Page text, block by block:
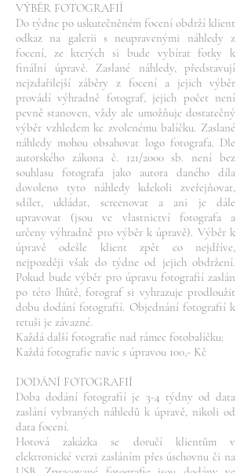
VÝBĚR FOTOGRAFIÍ
Do týdne po uskutečněném focení obdrží klient
odkaz na galerii s neupravenými náhledy z
focení, ze kterých si bude vybírat fotky k
finální úpravě. Zaslané náhledy, představují
nejzdařilejší záběry z focení a jejich výběr
provádí výhradně fotograf, jejich počet není
pevně stanoven, vždy ale umožňuje dostatečný
výběr vzhledem ke zvolenému balíčku. Zaslané
náhledy mohou obsahovat logo fotografa. Dle
autorského zákona č. 121/2000 sb. není bez
souhlasu fotografa jako autora daného díla
dovoleno tyto náhledy kdekoli zveřejňovat,
sdílet, ukládat, screenovat a ani je dále
upravovat (jsou ve vlastnictví fotografa a
určeny výhradně pro výběr k úpravě). Výběr k
úpravě odešle klient zpět co nejdříve,
nejpozději však do týdne od jejich obdržení.
Pokud bude výběr pro úpravu fotografií zaslán
po této lhůtě, fotograf si vyhrazuje prodloužit
dobu dodání fotografií. Objednání fotografií k
retuši je závazné.
Každá další fotografie nad rámec fotobalíčku:
Každá fotografie navíc s úpravou 100,- Kč
DODÁNÍ FOTOGRAFIÍ
Doba dodání fotografií je 3-4 týdny od data
zaslání vybraných náhledů k úpravě, nikoli od
data focení.
Hotová zakázka se doručí klientům v
elektronické verzi zasláním přes úschovnu či na